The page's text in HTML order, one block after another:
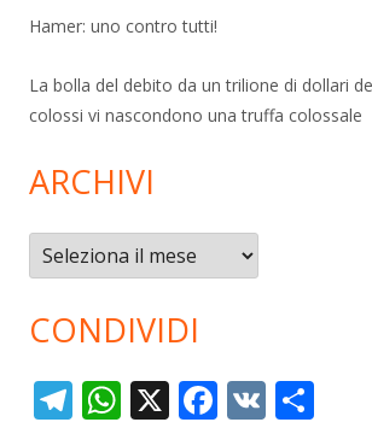
Hamer: uno contro tutti!
La bolla del debito da un trilione di dollari
colossi vi nascondono una truffa colossale
ARCHIVI
Archivi
CONDIVIDI
T W X F V